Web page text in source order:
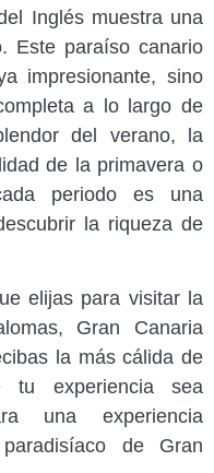
Inglés muestra una
Este paraíso canario
impresionante, sino
a lo largo de
del verano, la
de la primavera o
periodo es una
la riqueza de
elijas para visitar la
Gran Canaria
la más cálida de
experiencia sea
una experiencia
de Gran